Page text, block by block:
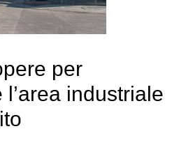
per
industriale